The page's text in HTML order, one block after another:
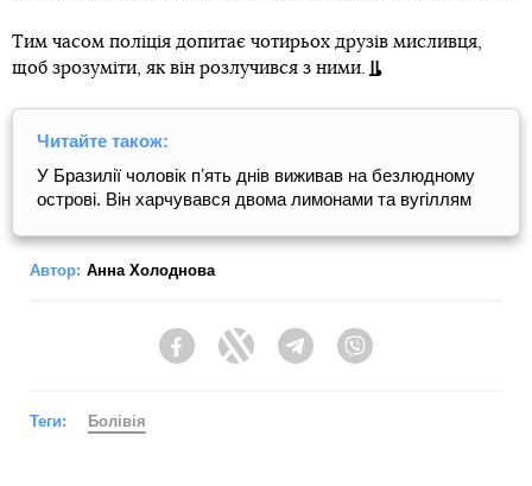
Тим часом поліція допитає чотирьох друзів мисливця,
щоб зрозуміти, як він розлучився з ними.
Читайте також:
У Бразилії чоловік пʼять днів виживав на безлюдному
острові. Він харчувався двома лимонами та вугіллям
Автор: Анна Холоднова
FacebookTwitter Telegram
Теги: Болівія